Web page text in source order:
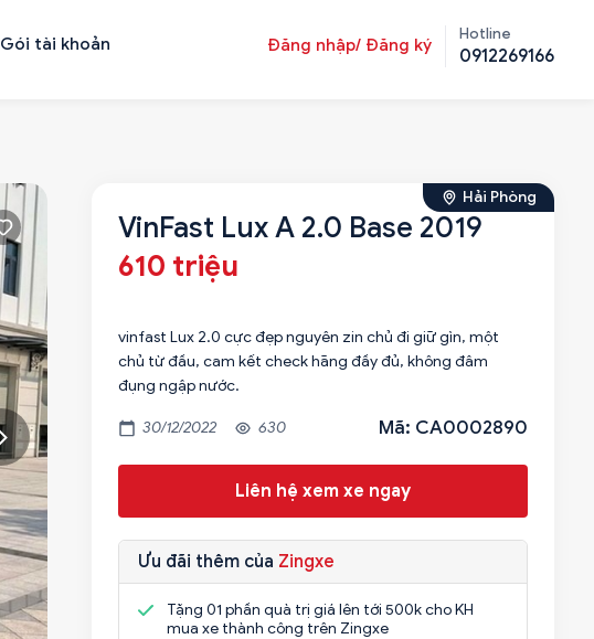
Gói tài khoản Đăng nhập/ Đăng ký
Hotline
0912269166
Hải Phòng
VinFast Lux A 2.0 Base 2019
610 triệu
vinfast Lux 2.0 cực đẹp nguyên zin chủ đi giữ gìn, một
chủ từ đầu, cam kết check hãng đầy đủ, không đâm
đụng ngập nước.
30/12/2022 630 Mã: CA0002890
Liên hệ xem xe ngay
Ưu đãi thêm của Zingxe
Tặng 01 phần quà trị giá lên tới 500k cho KH
mua xe thành công trên Zingxe